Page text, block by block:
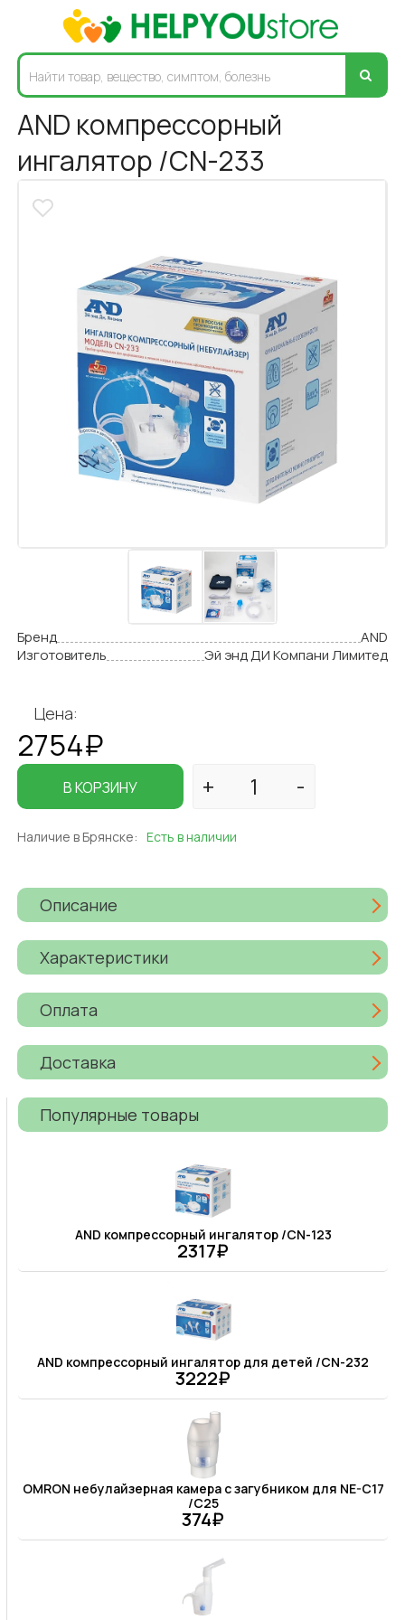
AND компрессорный
ингалятор /CN-233
Бренд
AND
Изготовитель
Эй энд ДИ Компани Лимитед
Цена:
2754₽
В КОРЗИНУ
Наличие в Брянске: Есть в наличии
Описание
Характеристики
Оплата
Доставка
Популярные товары
AND компрессорный ингалятор /CN-123
2317₽
AND компрессорный ингалятор для детей /CN-232
3222₽
OMRON небулайзерная камера с загубником для NE-C17
/C25
374₽